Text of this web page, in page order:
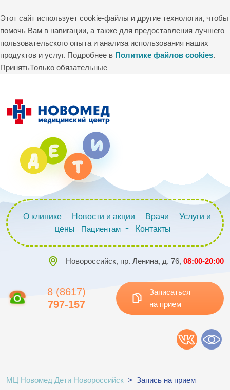
Этот сайт использует cookie-файлы и другие технологии, чтобы
помочь Вам в навигации, а также для предоставления лучшего
пользовательского опыта и анализа использования наших
продуктов и услуг. Подробнее в Политике файлов cookies.
ПринятьТолько обязательные
О клинике Новости и акции Врачи
Услуги и
цены
Пациентам Контакты
Новороссийск, пр. Ленина, д. 76, 08:00-20:00
8 (8617)
797-157
Записаться
на прием
МЦ Новомед Дети Новороссийск > Запись на прием